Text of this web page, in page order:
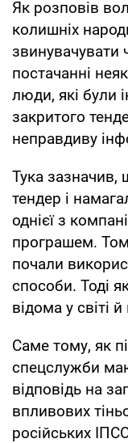
Як розповів
колишніх
звинувачувати
постачанні
люди, які були
закритого
неправдиву
Тука зазначив,
тендер і
однієї з
програшем.
почали
способи. Тоді
відома у світі
Саме тому, як
спецслужби
відповідь на
впливових
російських